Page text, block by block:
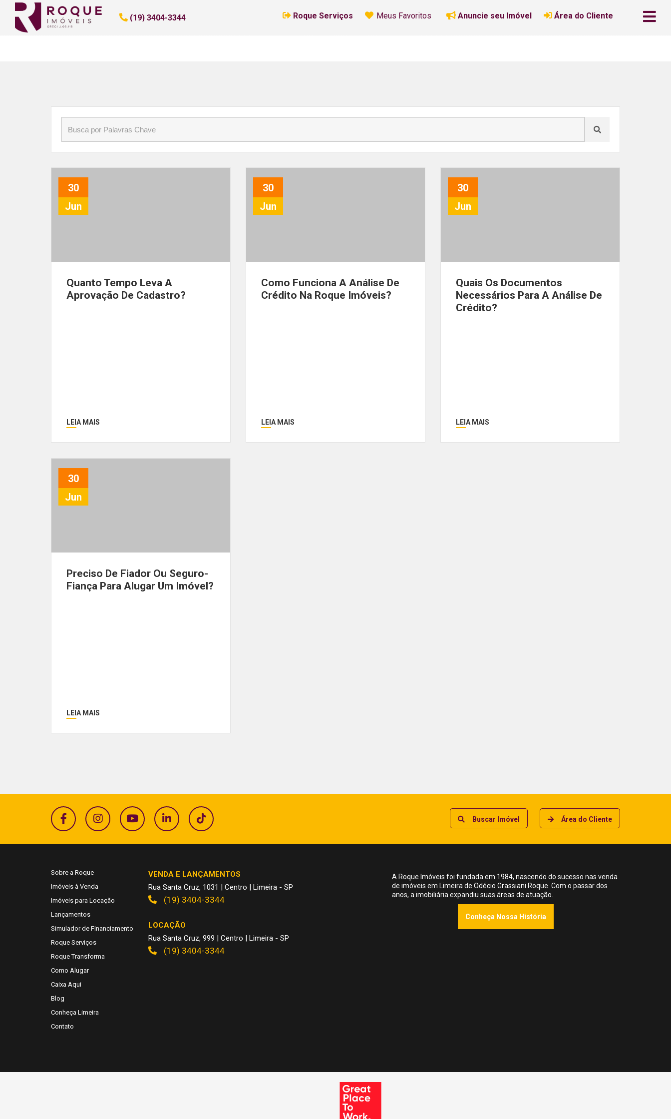
(19) 3404-3344 Roque Serviços Meus Favoritos Anuncie seu Imóvel Área do Cliente
Início »Blog» Análise de Crédito
30
Jun
Quanto Tempo Leva A
Aprovação De Cadastro?
LEIA MAIS
30
Jun
Como Funciona A Análise De
Crédito Na Roque Imóveis?
LEIA MAIS
30
Jun
Quais Os Documentos
Necessários Para A Análise De
Crédito?
LEIA MAIS
30
Jun
Preciso De Fiador Ou Seguro-
Fiança Para Alugar Um Imóvel?
LEIA MAIS
Buscar Imóvel Área do Cliente
Sobre a Roque
Imóveis à Venda
Imóveis para Locação
Lançamentos
Simulador de Financiamento
Roque Serviços
Roque Transforma
Como Alugar
Caixa Aqui
Blog
Conheça Limeira
Contato
VENDA E LANÇAMENTOS
Rua Santa Cruz, 1031 | Centro | Limeira - SP
(19) 3404-3344
LOCAÇÃO
Rua Santa Cruz, 999 | Centro | Limeira - SP
(19) 3404-3344
A Roque Imóveis foi fundada em 1984, nascendo do sucesso nas venda
de imóveis em Limeira de Odécio Grassiani Roque. Com o passar dos
anos, a imobiliária expandiu suas áreas de atuação.
Conheça Nossa História